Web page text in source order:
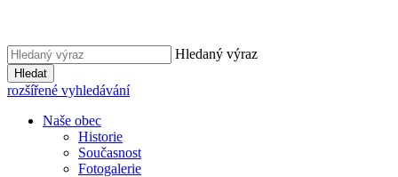
Hledaný výraz
Hledat
rozšířené vyhledávání
Naše obec
Historie
Současnost
Fotogalerie